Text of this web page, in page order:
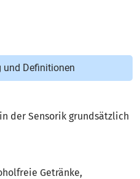
und Definitionen
der Sensorik grundsätzlich
Getränke,